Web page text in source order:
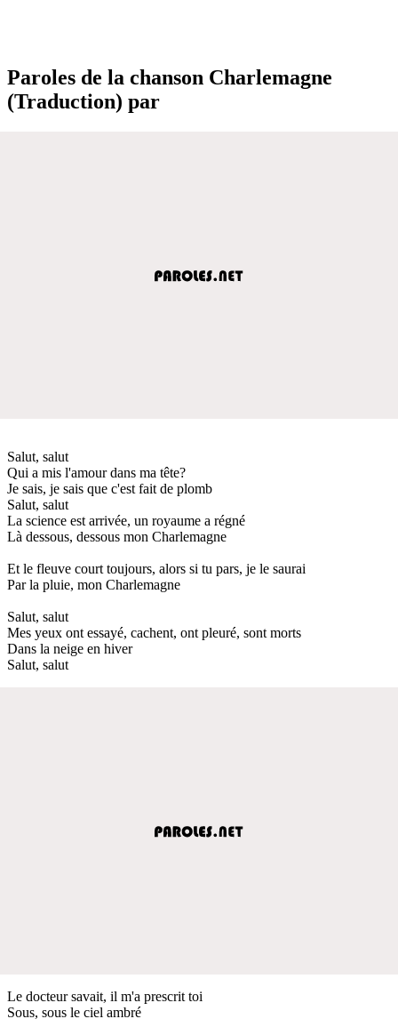
Paroles de la chanson Charlemagne
(Traduction) par
Salut, salut
Qui a mis l'amour dans ma tête?
Je sais, je sais que c'est fait de plomb
Salut, salut
La science est arrivée, un royaume a régné
Là dessous, dessous mon Charlemagne
Et le fleuve court toujours, alors si tu pars, je le saurai
Par la pluie, mon Charlemagne
Salut, salut
Mes yeux ont essayé, cachent, ont pleuré, sont morts
Dans la neige en hiver
Salut, salut
Le docteur savait, il m'a prescrit toi
Sous, sous le ciel ambré